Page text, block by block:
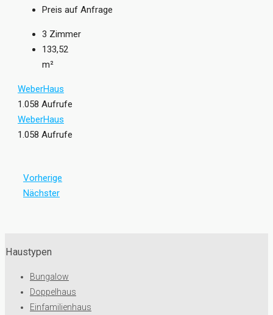
Preis auf Anfrage
3 Zimmer
133,52
m²
WeberHaus
1.058 Aufrufe
WeberHaus
1.058 Aufrufe
Vorherige
Nächster
Haustypen
Bungalow
Doppelhaus
Einfamilienhaus